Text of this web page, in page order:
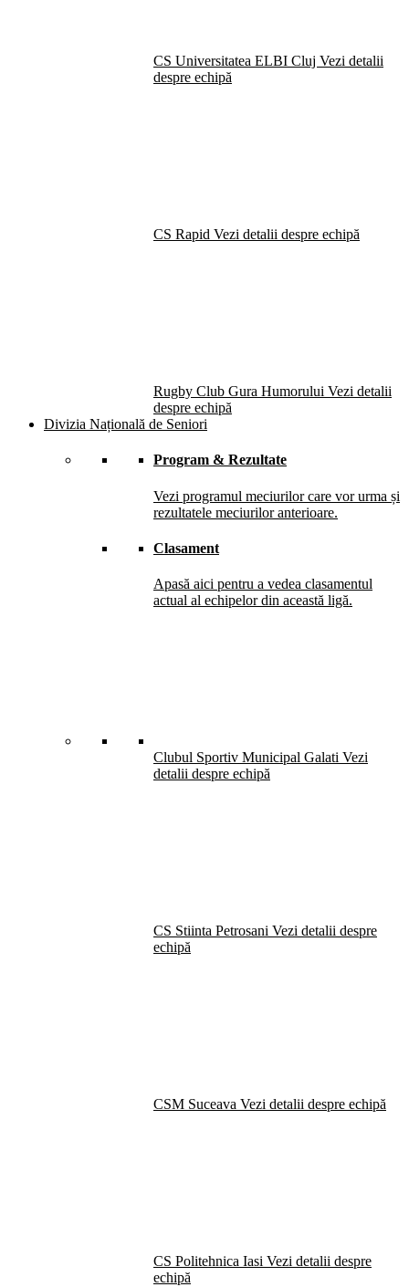
CS Universitatea ELBI Cluj Vezi detalii
despre echipă
CS Rapid Vezi detalii despre echipă
Rugby Club Gura Humorului Vezi detalii
despre echipă
Divizia Națională de Seniori
Program & Rezultate
Vezi programul meciurilor care vor urma și
rezultatele meciurilor anterioare.
Clasament
Apasă aici pentru a vedea clasamentul
actual al echipelor din această ligă.
Clubul Sportiv Municipal Galati Vezi
detalii despre echipă
CS Stiinta Petrosani Vezi detalii despre
echipă
CSM Suceava Vezi detalii despre echipă
CS Politehnica Iasi Vezi detalii despre
echipă